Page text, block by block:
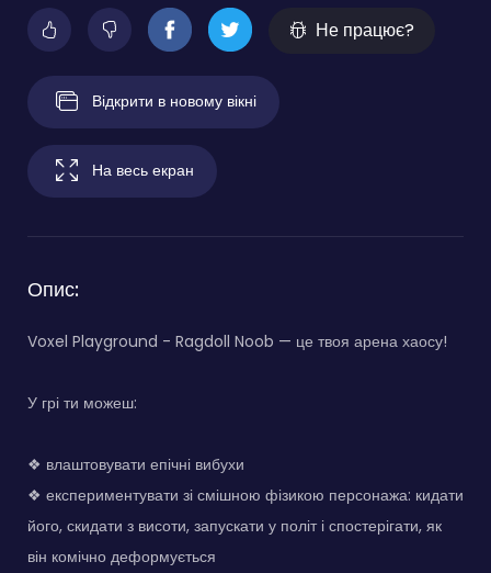
Не працює?
Відкрити в новому вікні
На весь екран
Опис:
Voxel Playground - Ragdoll Noob — це твоя арена хаосу!
У грі ти можеш:
❖ влаштовувати епічні вибухи
❖ експериментувати зі смішною фізикою персонажа: кидати
його, скидати з висоти, запускати у політ і спостерігати, як
він комічно деформується